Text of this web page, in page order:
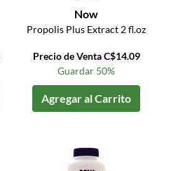
Now
Propolis Plus Extract 2 fl.oz
Precio de Venta C$14.09
Guardar 50%
Agregar al Carrito